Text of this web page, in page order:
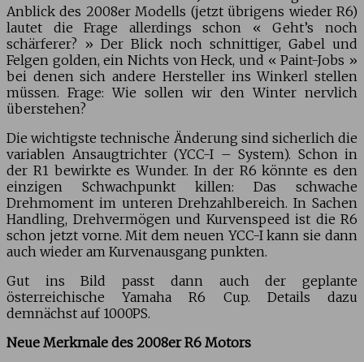
Anblick des 2008er Modells (jetzt übrigens wieder R6)
lautet die Frage allerdings schon « Geht’s noch
schärferer? » Der Blick noch schnittiger, Gabel und
Felgen golden, ein Nichts von Heck, und « Paint-Jobs »
bei denen sich andere Hersteller ins Winkerl stellen
müssen. Frage: Wie sollen wir den Winter nervlich
überstehen?
Die wichtigste technische Änderung sind sicherlich die
variablen Ansaugtrichter (YCC-I – System). Schon in
der R1 bewirkte es Wunder. In der R6 könnte es den
einzigen Schwachpunkt killen: Das schwache
Drehmoment im unteren Drehzahlbereich. In Sachen
Handling, Drehvermögen und Kurvenspeed ist die R6
schon jetzt vorne. Mit dem neuen YCC-I kann sie dann
auch wieder am Kurvenausgang punkten.
Gut ins Bild passt dann auch der geplante
österreichische Yamaha R6 Cup. Details dazu
demnächst auf 1000PS.
Neue Merkmale des 2008er R6 Motors